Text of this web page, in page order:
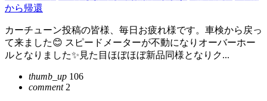
から帰還
カーチューン投稿の皆様、毎日お疲れ様です。車検から戻っ
て来ました😊 スピードメーターが不動になりオーバーホー
ルとなりました✨見た目ほぼほぼ新品同様となりク...
thumb_up 106
comment2